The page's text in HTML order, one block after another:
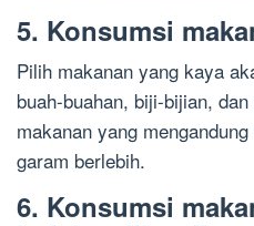
5. Konsumsi
Pilih makanan yang kaya
buah-buahan, biji-bijian,
makanan yang
garam berlebih.
6. Konsumsi